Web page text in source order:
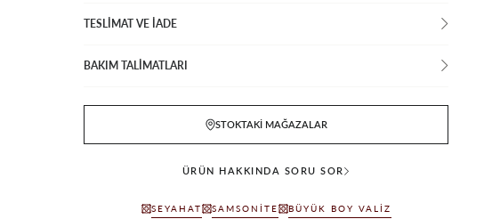
TESLİMAT VE İADE
BAKIM TALİMATLARI
STOKTAKI MAĞAZALAR
ÜRÜN HAKKINDA SORU SOR
SEYAHAT SAMSONITE BÜYÜK BOY VALIZ